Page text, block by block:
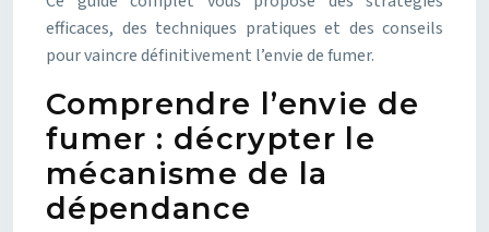
efficaces, des techniques pratiques et des conseils
pour vaincre définitivement l’envie de fumer.
Comprendre l’envie de
fumer : décrypter le
mécanisme de la
dépendance